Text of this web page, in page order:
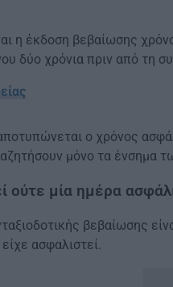
η έκδοση βεβαίωσης
δύο χρόνια πριν από τη
ο χρόνος
μόνο τα ένσημα
ούτε μία ημέρα
βεβαίωσης
ασφαλιστεί.